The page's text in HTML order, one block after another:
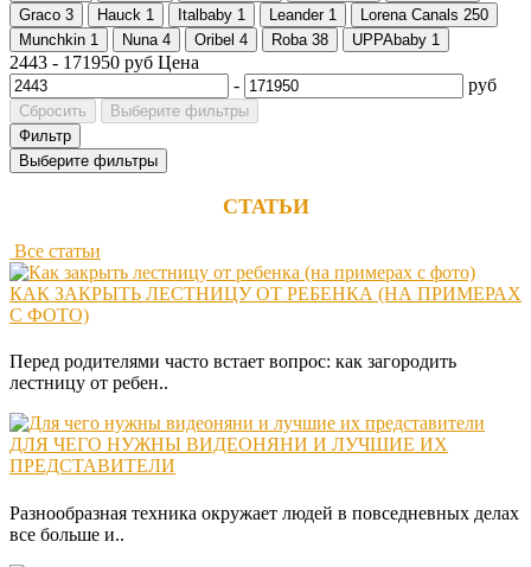
Voksi
X-
Lander
Graco 3 Hauck 1 Italbaby 1 Leander 1 Lorena Canals 250
Munchkin 1 Nuna 4 Oribel 4 Roba 38 UPPAbaby 1
2443 - 171950 руб Цена
-
руб
Сбросить
Выберите фильтры
Фильтр
Выберите фильтры
СТАТЬИ
Все статьи
КАК ЗАКРЫТЬ ЛЕСТНИЦУ ОТ РЕБЕНКА (НА ПРИМЕРАХ
С ФОТО)
Перед родителями часто встает вопрос: как загородить
лестницу от ребен..
ДЛЯ ЧЕГО НУЖНЫ ВИДЕОНЯНИ И ЛУЧШИЕ ИХ
ПРЕДСТАВИТЕЛИ
Разнообразная техника окружает людей в повседневных делах
все больше и..